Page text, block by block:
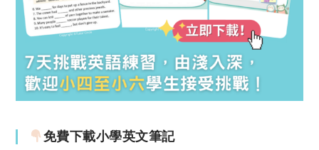
免費下載小學英文筆記